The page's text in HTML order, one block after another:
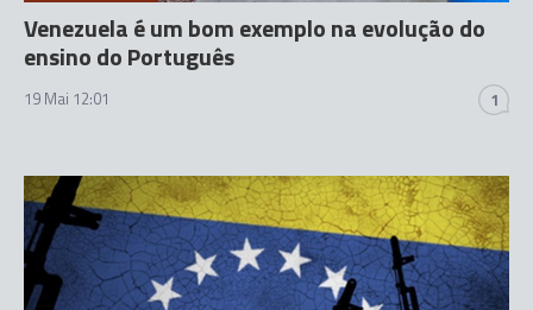
Venezuela é um bom exemplo na evolução do
ensino do Português
19 Mai 12:01 1